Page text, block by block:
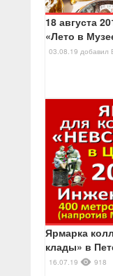
18 августа
«Лето в
03.08.19 добавил
Ярмарка
клады» в
16.07.19 918